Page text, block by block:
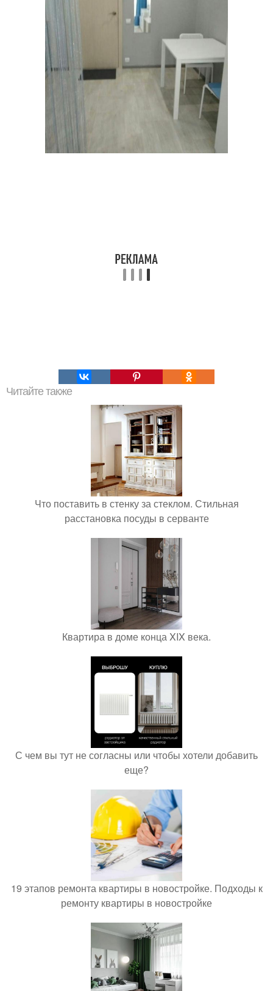
Читайте также
Что поставить в стенку за стеклом. Стильная
расстановка посуды в серванте
Квартира в доме конца XIX века.
С чем вы тут не согласны или чтобы хотели добавить
еще?
19 этапов ремонта квартиры в новостройке. Подходы к
ремонту квартиры в новостройке